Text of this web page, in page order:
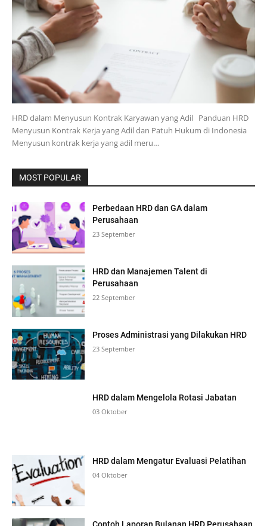
HRD dalam Menyusun Kontrak Karyawan yang Adil Panduan HRD
Menyusun Kontrak Kerja yang Adil dan Patuh Hukum di Indonesia
Menyusun kontrak kerja yang adil meru…
MOST POPULAR
Perbedaan HRD dan GA dalam
Perusahaan
23 September
HRD dan Manajemen Talent di
Perusahaan
22 September
Proses Administrasi yang Dilakukan HRD
23 September
HRD dalam Mengelola Rotasi Jabatan
03 Oktober
HRD dalam Mengatur Evaluasi Pelatihan
04 Oktober
Contoh Laporan Bulanan HRD Perusahaan